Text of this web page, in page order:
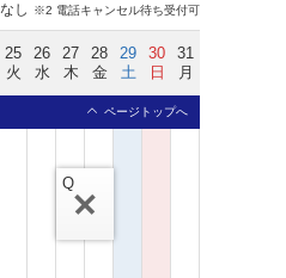
し ※2 電話キャンセル待ち受付可
25
火
26
水
27
木
28
金
29
土
30
日
31
月
ページトップへ
Q